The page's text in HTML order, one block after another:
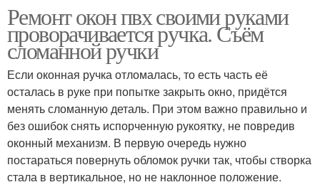
Ремонт окон пвх своими руками
проворачивается ручка. Съём
сломанной ручки
Если оконная ручка отломалась, то есть часть её
осталась в руке при попытке закрыть окно, придётся
менять сломанную деталь. При этом важно правильно и
без ошибок снять испорченную рукоятку, не повредив
оконный механизм. В первую очередь нужно
постараться повернуть обломок ручки так, чтобы створка
стала в вертикальное, но не наклонное положение.